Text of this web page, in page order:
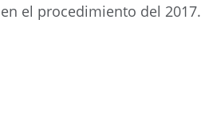
el procedimiento del 2017.